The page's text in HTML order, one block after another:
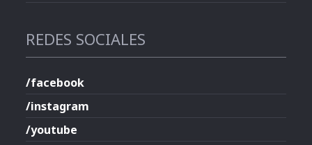
REDES SOCIALES
/facebook
/instagram
/youtube